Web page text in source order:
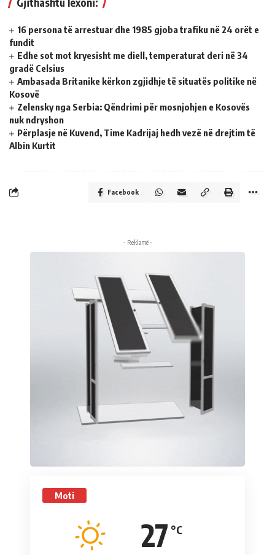
16 persona të arrestuar dhe 1985 gjoba trafiku në 24 orët e
fundit
Edhe sot mot kryesisht me diell, temperaturat deri në 34
gradë Celsius
Ambasada Britanike kërkon zgjidhje të situatës politike në
Kosovë
Zelensky nga Serbia: Qëndrimi për mosnjohjen e Kosovës
nuk ndryshon
Përplasje në Kuvend, Time Kadrijaj hedh vezë në drejtim të
Albin Kurtit
Facebook
- Reklamë -
Moti
27 °C